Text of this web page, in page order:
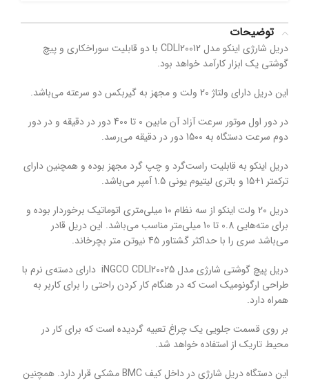
توضیحات
دریل شارژی اینکو مدل CDLI20012 با دو قابلیت سوراخکاری و پیچ
گوشتی یک ابزار کارآمد خواهد بود.
این دریل دارای ولتاژ 20 ولت و مجهز به گیربکس دو سرعته می‌باشد.
در دور اول موتور سرعت آزاد آن مابین 0 تا 400 دور در دقیقه و در دور
دوم سرعت دستگاه به 1500 دور در دقیقه می‌رسد.
دریل اینکو به قابلیت راست‌گرد و چپ گرد مجهز بوده و همچنین دارای
ترکمتر 1+15 و باتری لیتیوم یونی 1.5 آمپر می‌باشد.
دریل 20 ولت اینکو از سه نظام 10 میلی‌متری اتوماتیک برخوردار بوده و
برای مته‌هایی 0.8 تا 10 میلی‌متر مناسب می‌باشد. این دریل قادر
می‌باشد سری را با حداکثر گشتاور 45 نیوتن متر بچرخاند.
دریل پیچ گوشتی شارژی مدل iNGCO CDLI20025 دارای دسته‌ی نرم با
طراحی ارگونومیک است که در هنگام کار کردن راحتی را برای کاربر به
همراه دارد.
بر روی قسمت جلویی یک چراغ تعبیه گردیده است که برای کار در
محیط تاریک از استفاده خواهد شد.
این دستگاه دریل شارژی در داخل کیف BMC مشکی قرار دارد. همچنین